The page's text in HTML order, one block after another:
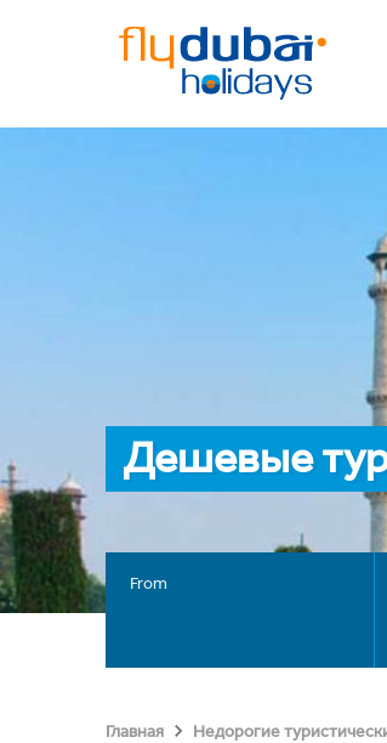
Дешевые
From
Главная Недорогие